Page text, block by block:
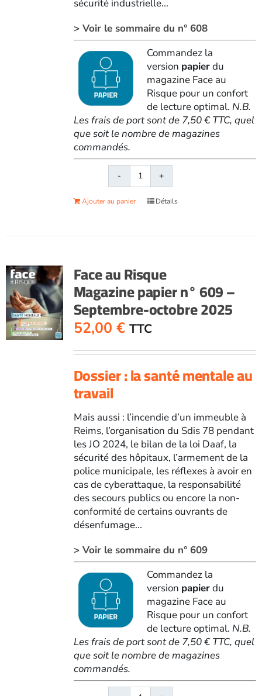
sécurité industrielle...
> Voir le sommaire du n° 608
Commandez la
version papierdu
magazine Face au
Risque pour un confort
de lecture optimal. N.B.
Les frais de port sont de 7,50 € TTC, quel
que soit le nombre de magazines
commandés.
quantité
de
Face
608
-
Juillet-
août
2025
Ajouter au panier Détails
Face au Risque
Magazine papier n° 609 –
Septembre-octobre 2025
52,00 € TTC
Dossier : la santé mentale au
travail
Mais aussi : l’incendie d’un immeuble à
Reims, l’organisation du Sdis 78 pendant
les JO 2024, le bilan de la loi Daaf, la
sécurité des hôpitaux, l’armement de la
police municipale, les réflexes à avoir en
cas de cyberattaque, la responsabilité
des secours publics ou encore la non-
conformité de certains ouvrants de
désenfumage...
> Voir le sommaire du n° 609
Commandez la
version papierdu
magazine Face au
Risque pour un confort
de lecture optimal. N.B.
Les frais de port sont de 7,50 € TTC, quel
que soit le nombre de magazines
commandés.